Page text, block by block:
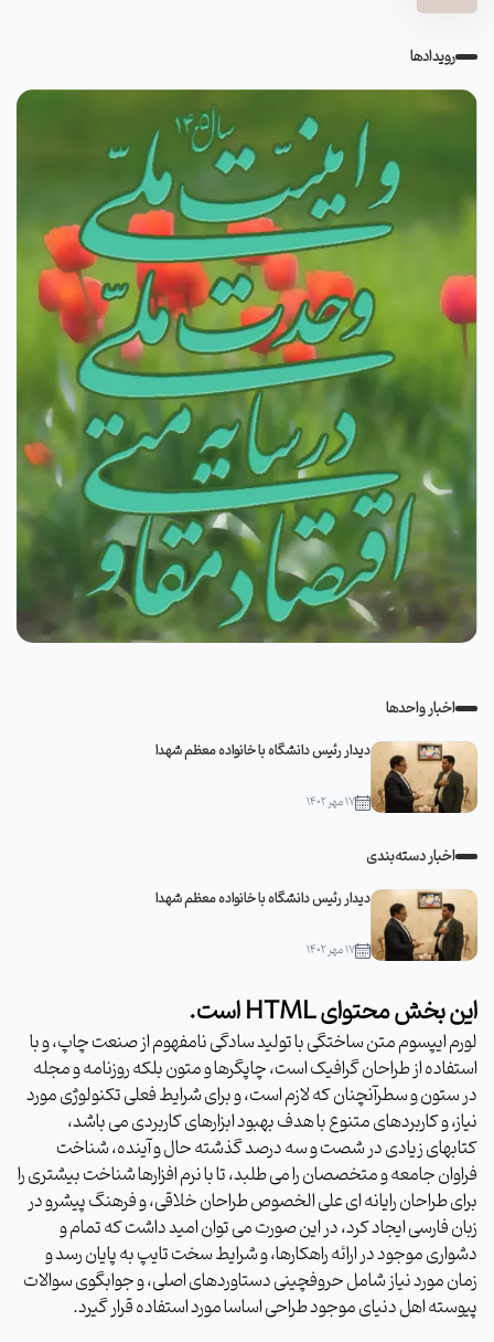
رویدادها
اخبار واحدها
دیدار رئیس دانشگاه با خانواده معظم شهدا
۱۷ مهر ۱۴۰۲
اخبار دسته‌بندی
دیدار رئیس دانشگاه با خانواده معظم شهدا
۱۷ مهر ۱۴۰۲
این بخش محتوای HTML است.
لورم ایپسوم متن ساختگی با تولید سادگی نامفهوم از صنعت چاپ، و با
استفاده از طراحان گرافیک است، چاپگرها و متون بلکه روزنامه و مجله
در ستون و سطرآنچنان که لازم است، و برای شرایط فعلی تکنولوژی مورد
نیاز، و کاربردهای متنوع با هدف بهبود ابزارهای کاربردی می باشد،
کتابهای زیادی در شصت و سه درصد گذشته حال و آینده، شناخت
فراوان جامعه و متخصصان را می طلبد، تا با نرم افزارها شناخت بیشتری را
برای طراحان رایانه ای علی الخصوص طراحان خلاقی، و فرهنگ پیشرو در
زبان فارسی ایجاد کرد، در این صورت می توان امید داشت که تمام و
دشواری موجود در ارائه راهکارها، و شرایط سخت تایپ به پایان رسد و
زمان مورد نیاز شامل حروفچینی دستاوردهای اصلی، و جوابگوی سوالات
پیوسته اهل دنیای موجود طراحی اساسا مورد استفاده قرار گیرد.